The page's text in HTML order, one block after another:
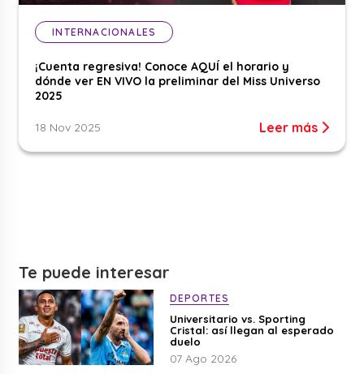
INTERNACIONALES
¡Cuenta regresiva! Conoce AQUÍ el horario y
dónde ver EN VIVO la preliminar del Miss Universo
2025
18 Nov 2025 Leer más
Te puede interesar
DEPORTES
Universitario vs. Sporting
Cristal: así llegan al esperado
duelo
07 Ago 2026